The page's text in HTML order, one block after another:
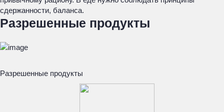
сдержанности, баланса.
Разрешенные продукты
Разрешенные продукты